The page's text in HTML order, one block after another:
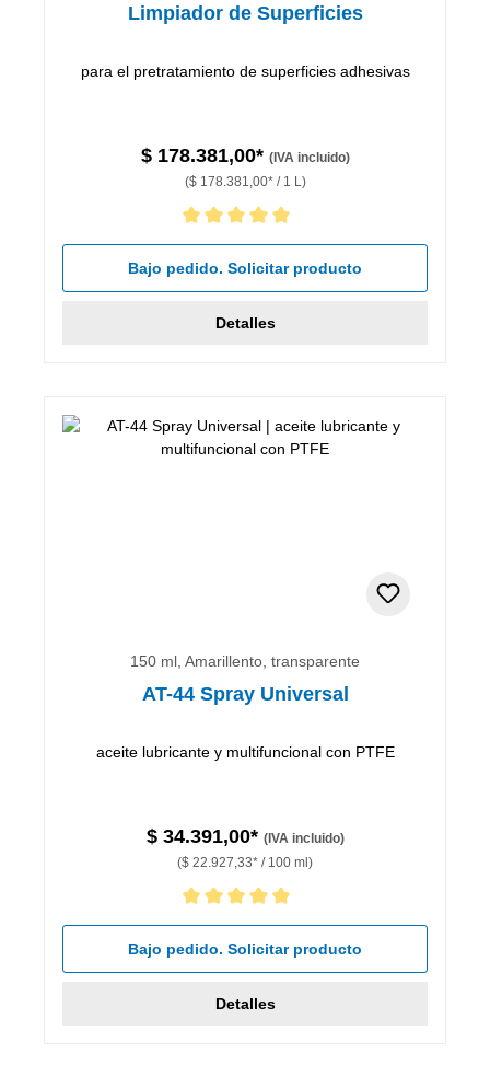
Limpiador de Superficies
para el pretratamiento de superficies adhesivas
$ 178.381,00* (IVA incluido)
($ 178.381,00* / 1 L)
Calificación promedio de 5 de 5 estrellas
Bajo pedido. Solicitar producto
Detalles
150 ml, Amarillento, transparente
AT-44 Spray Universal
aceite lubricante y multifuncional con PTFE
$ 34.391,00* (IVA incluido)
($ 22.927,33* / 100 ml)
Calificación promedio de 5 de 5 estrellas
Bajo pedido. Solicitar producto
Detalles